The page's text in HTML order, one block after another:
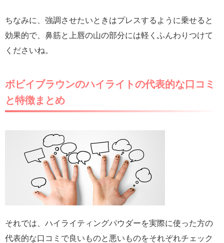
ちなみに、強調させたいときはプレスするように乗せると
効果的で、鼻筋と上唇の山の部分には軽くふんわりつけて
くださいね。
ボビイブラウンのハイライトの代表的な口コミ
と特徴まとめ
それでは、ハイライティングパウダーを実際に使った方の
代表的な口コミで良いものと悪いものをそれぞれチェック